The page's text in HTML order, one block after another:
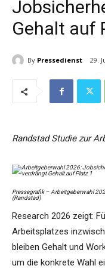
Gehalt auf
By Pressedienst 29.
Randstad Studie zur
Pressegrafik – Arbeitgeberwahl
(Randstad)
Research 2026 zeigt:
Arbeitsplatzes
bleiben Gehalt und
um die konkrete Wahl